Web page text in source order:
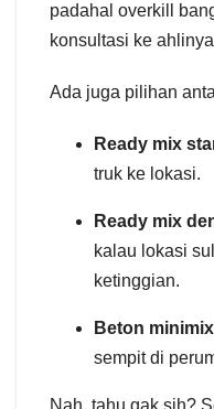
padahal overkill
konsultasi ke
Ada juga pilihan
Ready mix
truk ke lokasi.
Ready mix
kalau lokasi
ketinggian.
Beton minimix
sempit di